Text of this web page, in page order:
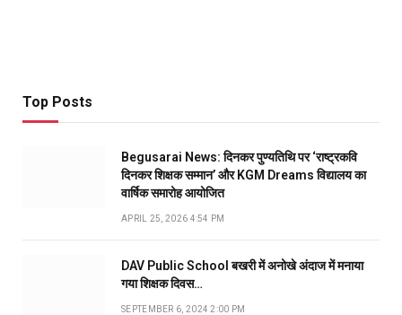
Top Posts
Begusarai News: दिनकर पुण्यतिथि पर ‘राष्ट्रकवि
दिनकर शिक्षक सम्मान’ और KGM Dreams विद्यालय का
वार्षिक समारोह आयोजित
APRIL 25, 2026 4:54 PM
DAV Public School बखरी में अनोखे अंदाज में मनाया
गया शिक्षक दिवस…
SEPTEMBER 6, 2024 2:00 PM